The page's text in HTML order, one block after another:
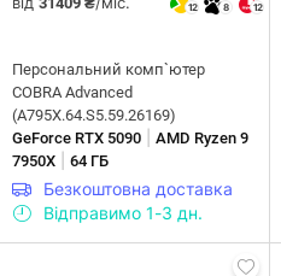
12 8 12
Персональний комп`ютер
COBRA Advanced
(A795X.64.S5.59.26169)
GeForce RTX 5090
AMD Ryzen 9
7950X
64 ГБ
Безкоштовна доставка
Відправимо 1-3 дн.